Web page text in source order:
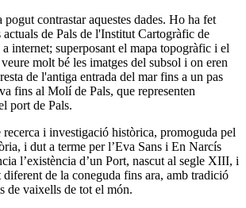
contrastar aquestes dades. Ho ha fet
actuals de Pals de l'Institut Cartogràfic de
internet; superposant el mapa topogràfic i el
molt bé les imatges del subsol i on eren
de l'antiga entrada del mar fins a un pas
fins al Molí de Pals, que representen
port de Pals.
i investigació històrica, promoguda pel
i dut a terme per l’Eva Sans i En Narcís
l’existència d’un Port, nascut al segle XIII, i
de la coneguda fins ara, amb tradició
de vaixells de tot el món.